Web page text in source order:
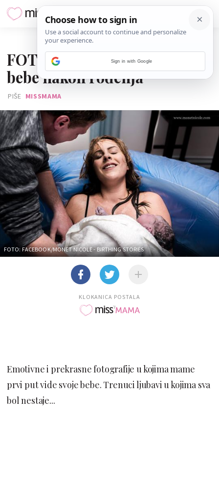
FOTO: Prvi susret mame i
bebe nakon rođenja
PIŠE MISSMAMA
FOTO: FACEBOOK/MONET NICOLE - BIRTHING STORIES
KLOKANICA POSTALA
Emotivne i prekrasne fotografije u kojima mame
prvi put vide svoje bebe. Trenuci ljubavi u kojima sva
bol nestaje...
Sign in with Google